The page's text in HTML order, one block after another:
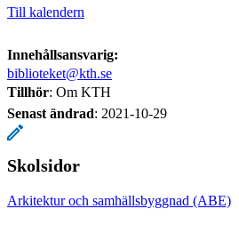
Till kalendern
Innehållsansvarig:
biblioteket@kth.se
Tillhör: Om KTH
Senast ändrad: 2021-10-29
Skolsidor
Arkitektur och samhällsbyggnad (ABE)